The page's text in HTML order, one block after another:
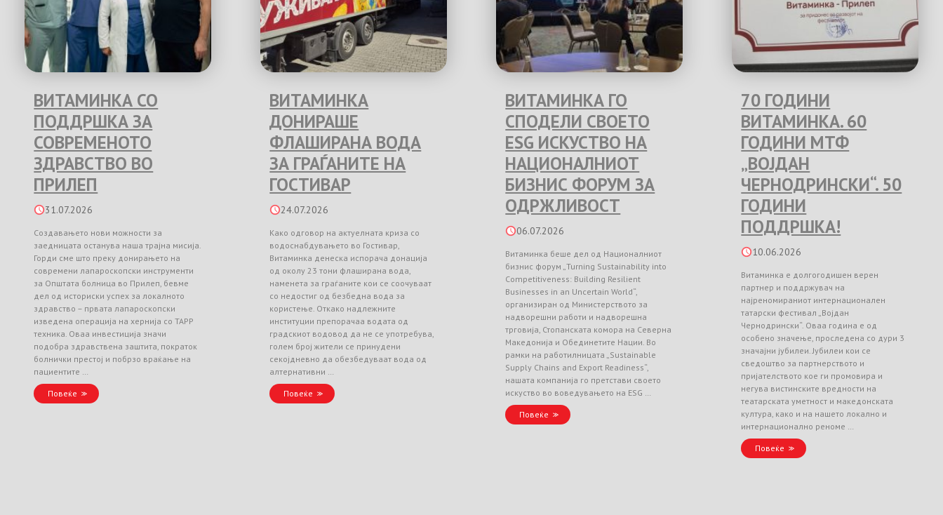
ВИТАМИНКА СО
ПОДДРШКА ЗА
СОВРЕМЕНОТО
ЗДРАВСТВО ВО
ПРИЛЕП
31.07.2026
Создавањето нови можности за
заедницата останува наша трајна мисија.
Горди сме што преку донирањето на
современи лапароскопски инструменти
за Општата болница во Прилеп, бевме
дел од историски успех за локалното
здравство – првата лапароскопски
изведена операција на хернија со TAPP
техника. Оваа инвестиција значи
подобра здравствена заштита, пократок
болнички престој и побрзо враќање на
пациентите …
Повеќе
ВИТАМИНКА
ДОНИРАШЕ
ФЛАШИРАНА ВОДА
ЗА ГРАЃАНИТЕ НА
ГОСТИВАР
24.07.2026
Како одговор на актуелната криза со
водоснабдувањето во Гостивар,
Витаминка денеска испорача донација
од околу 23 тони флаширана вода,
наменета за граѓаните кои се соочуваат
со недостиг од безбедна вода за
користење. Откако надлежните
институции препорачаа водата од
градскиот водовод да не се употребува,
голем број жители се принудени
секојдневно да обезбедуваат вода од
алтернативни …
Повеќе
ВИТАМИНКА ГО
СПОДЕЛИ СВОЕТО
ESG ИСКУСТВО НА
НАЦИОНАЛНИОТ
БИЗНИС ФОРУМ ЗА
ОДРЖЛИВОСТ
06.07.2026
Витаминка беше дел од Националниот
бизнис форум „Turning Sustainability into
Competitiveness: Building Resilient
Businesses in an Uncertain World“,
организиран од Министерството за
надворешни работи и надворешна
трговија, Стопанската комора на Северна
Македонија и Обединетите Нации. Во
рамки на работилницата „Sustainable
Supply Chains and Export Readiness“,
нашата компанија го претстави своето
искуство во воведувањето на ESG …
Повеќе
70 ГОДИНИ
ВИТАМИНКА. 60
ГОДИНИ МТФ
„ВОЈДАН
ЧЕРНОДРИНСКИ“. 50
ГОДИНИ
ПОДДРШКА!
10.06.2026
Витаминка е долгогодишен верен
партнер и поддржувач на
најреномираниот интернационален
татарски фестивал „Војдан
Чернодрински“. Оваа година е од
особено значење, проследена со дури 3
значајни јубилеи. Јубилеи кои се
сведоштво за партнерството и
пријателството кое ги промовира и
негува вистинските вредности на
театарската уметност и македонската
култура, како и на нашето локално и
интернационално реноме …
Повеќе